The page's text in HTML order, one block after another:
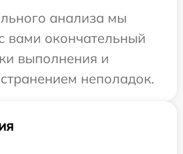
анализа мы
вами окончательный
выполнения и
неполадок.